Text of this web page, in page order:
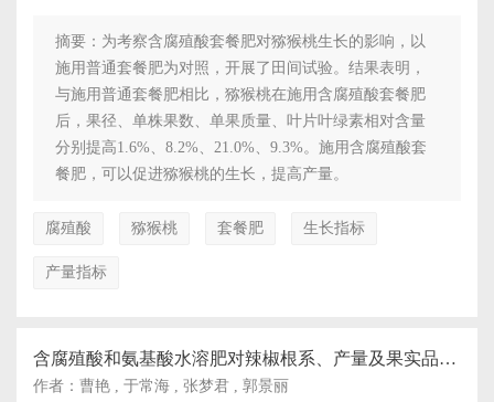
摘要：为考察含腐殖酸套餐肥对猕猴桃生长的影响，以
施用普通套餐肥为对照，开展了田间试验。结果表明，
与施用普通套餐肥相比，猕猴桃在施用含腐殖酸套餐肥
后，果径、单株果数、单果质量、叶片叶绿素相对含量
分别提高1.6%、8.2%、21.0%、9.3%。施用含腐殖酸套
餐肥，可以促进猕猴桃的生长，提高产量。
腐殖酸 猕猴桃 套餐肥 生长指标
产量指标
含腐殖酸和氨基酸水溶肥对辣椒根系、产量及果实品质的影响
作者：曹艳 , 于常海 , 张梦君 , 郭景丽